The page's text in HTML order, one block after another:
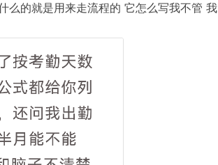
么的就是用来走流程的 它怎么写我不管 我